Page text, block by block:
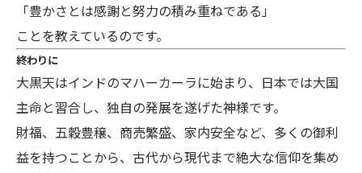
「豊かさとは感謝と努力の積み重ねである」
ことを教えているのです。
終わりに
大黒天はインドのマハーカーラに始まり、日本では大国
主命と習合し、独自の発展を遂げた神様です。
財福、五穀豊穣、商売繁盛、家内安全など、多くの御利
益を持つことから、古代から現代まで絶大な信仰を集め